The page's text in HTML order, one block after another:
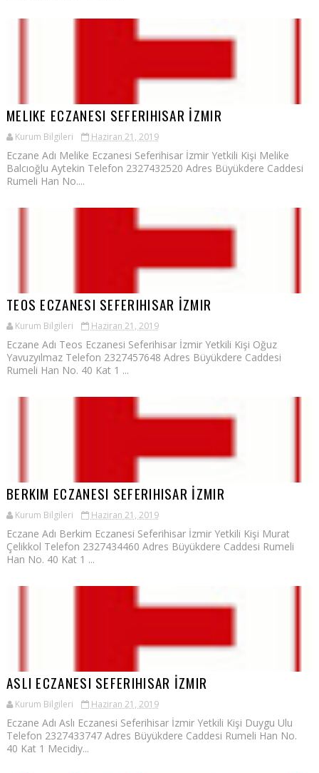
MELIKE ECZANESI SEFERIHISAR İZMIR
Kurum Bilgileri Haziran 21, 2019
Eczane Adı Melike Eczanesi Seferihisar İzmir Yetkili Kişi Melike
Balcıoğlu Aytekin Telefon 2327432520 Adres Büyükdere Caddesi
Rumeli Han No....
TEOS ECZANESI SEFERIHISAR İZMIR
Kurum Bilgileri Haziran 21, 2019
Eczane Adı Teos Eczanesi Seferihisar İzmir Yetkili Kişi Oğuz
Yavuzyılmaz Telefon 2327457648 Adres Büyükdere Caddesi
Rumeli Han No. 40 Kat 1 ...
BERKIM ECZANESI SEFERIHISAR İZMIR
Kurum Bilgileri Haziran 21, 2019
Eczane Adı Berkim Eczanesi Seferihisar İzmir Yetkili Kişi Murat
Çelikkol Telefon 2327434460 Adres Büyükdere Caddesi Rumeli
Han No. 40 Kat 1 ...
ASLI ECZANESI SEFERIHISAR İZMIR
Kurum Bilgileri Haziran 21, 2019
Eczane Adı Aslı Eczanesi Seferihisar İzmir Yetkili Kişi Duygu Ulu
Telefon 2327433747 Adres Büyükdere Caddesi Rumeli Han No.
40 Kat 1 Mecidiy...